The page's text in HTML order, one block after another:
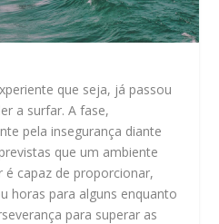
que seja, já passou
a surfar. A fase,
pela insegurança diante
que um ambiente
capaz de proporcionar,
horas para alguns enquanto
para superar as